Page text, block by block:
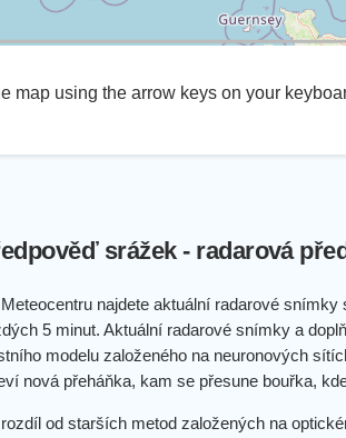
map using the arrow keys on your
srážek - radarová
najdete aktuální radarové
5 minut. Aktuální radarové snímky a
modelu založeného na neuronových
nová přeháňka, kam se přesune bouřka,
od starších metod založených na